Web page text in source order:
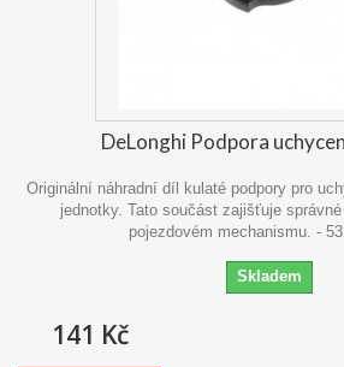
DeLonghi Podpora
Originální náhradní díl kulaté podpory pro
jednotky. Tato součást zajišťuje
pojezdovém mechanismu. -
Skladem
141 Kč